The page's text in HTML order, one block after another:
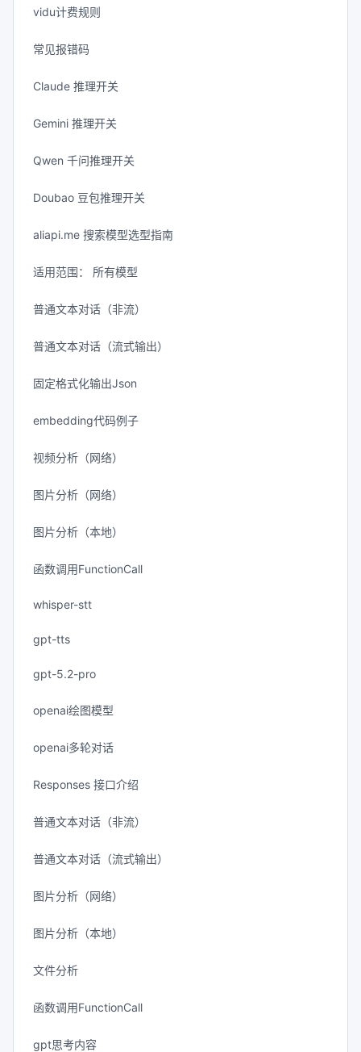
vidu计费规则
常见报错码
Claude 推理开关
Gemini 推理开关
Qwen 千问推理开关
Doubao 豆包推理开关
aliapi.me 搜索模型选型指南
适用范围： 所有模型
普通文本对话（非流）
普通文本对话（流式输出）
固定格式化输出Json
embedding代码例子
视频分析（网络）
图片分析（网络）
图片分析（本地）
函数调用FunctionCall
whisper-stt
gpt-tts
gpt-5.2-pro
openai绘图模型
openai多轮对话
Responses 接口介绍
普通文本对话（非流）
普通文本对话（流式输出）
图片分析（网络）
图片分析（本地）
文件分析
函数调用FunctionCall
gpt思考内容